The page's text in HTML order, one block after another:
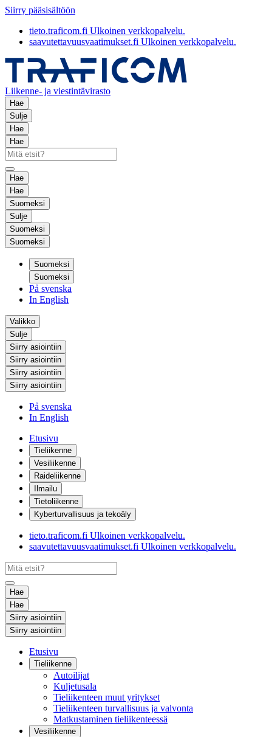
Siirry pääsisältöön
tieto.traficom.fi Ulkoinen verkkopalvelu.
saavutettavuusvaatimukset.fi Ulkoinen verkkopalvelu.
Liikenne- ja viestintävirasto
Hae
Sulje
Hae
Hae
Hae
Hae
Suomeksi
Sulje
Suomeksi
Suomeksi
Suomeksi
Suomeksi
På svenska
In English
Valikko
Sulje
Siirry asiointiin
Siirry asiointiin
Siirry asiointiin
Siirry asiointiin
På svenska
In English
Etusivu
Tieliikenne
Vesiliikenne
Raideliikenne
Ilmailu
Tietoliikenne
Kyberturvallisuus ja tekoäly
tieto.traficom.fi Ulkoinen verkkopalvelu.
saavutettavuusvaatimukset.fi Ulkoinen verkkopalvelu.
Hae
Hae
Siirry asiointiin
Siirry asiointiin
Etusivu
Tieliikenne
Autoilijat
Kuljetusala
Tieliikenteen muut yritykset
Tieliikenteen turvallisuus ja valvonta
Matkustaminen tieliikenteessä
Vesiliikenne